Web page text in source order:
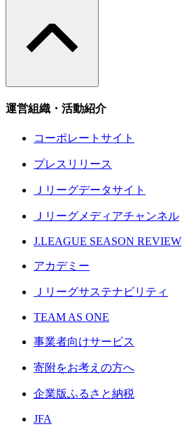
運営組織・活動紹介
コーポレートサイト
プレスリリース
Ｊリーグデータサイト
Ｊリーグメディアチャンネル
J.LEAGUE SEASON REVIEW
アカデミー
Ｊリーグサステナビリティ
TEAM AS ONE
事業者向けサービス
寄附をお考えの方へ
企業版ふるさと納税
JFA